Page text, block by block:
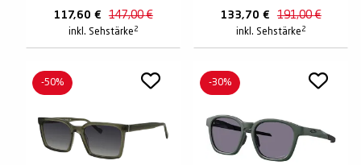
117,60€ 147,00€
inkl. Sehstärke 2
133,70€ 191,00€
inkl. Sehstärke 2
-50% -30%